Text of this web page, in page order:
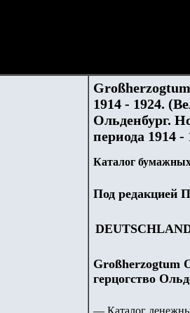
1914 - 1924.
Ольденбург.
периода 1914 -
Каталог
Под редакцией
Großherzogtum
герцогство
— Каталог